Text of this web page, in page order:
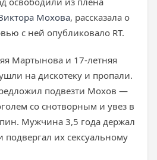
Мохова, рассказала о
с ней опубликовало RT.
Мартынова и 17-летняя
на дискотеку и пропали.
подвезти Мохов —
со снотворным и увез в
Мужчина 3,5 года держал
подвергал их сексуальному